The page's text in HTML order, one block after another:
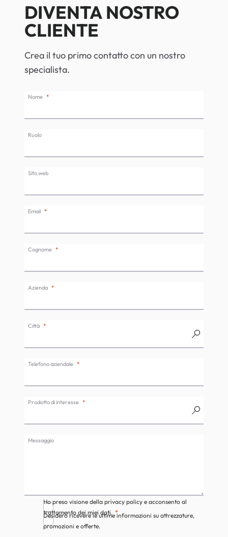
DIVENTA NOSTRO
CLIENTE
Crea il tuo primo contatto con un nostro
specialista.
Nome
Ruolo
Sito web
Email
Cognome
Azienda
Città
Telefono aziendale
Prodotto di interesse
Messaggio
Ho preso visione della privacy policy e acconsento al
trattamento dei miei dati.
Desidero ricevere le ultime informazioni su attrezzature,
promozioni e offerte.